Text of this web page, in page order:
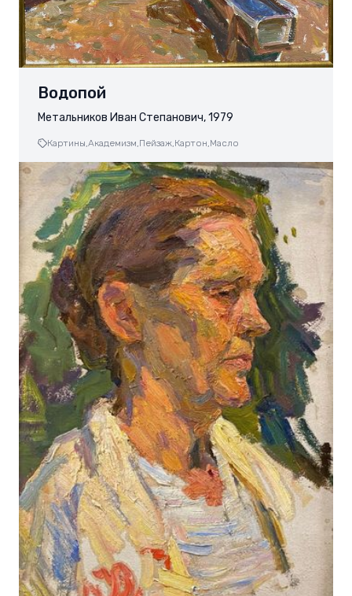
Водопой
Метальников Иван Степанович, 1979
Картины,Академизм,Пейзаж,Картон,Масло